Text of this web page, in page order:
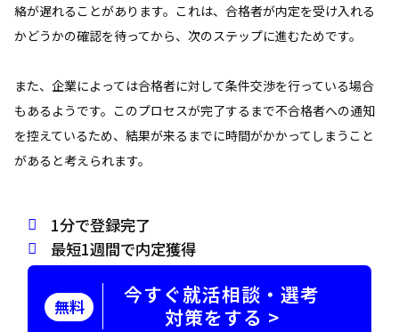
絡が遅れることがあります。これは、合格者が内定を受け入れる
かどうかの確認を待ってから、次のステップに進むためです。
また、企業によっては合格者に対して条件交渉を行っている場合
もあるようです。このプロセスが完了するまで不合格者への通知
を控えているため、結果が来るまでに時間がかかってしまうこと
があると考えられます。
1分で登録完了
最短1週間で内定獲得
無料
今すぐ就活相談・選考
対策をする >